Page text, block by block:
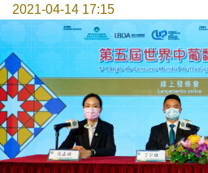
2021-04-14 17:15